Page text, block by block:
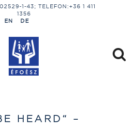
1-43; TELEFON:+36 1 411
1356
EN DE
HEARD“ –